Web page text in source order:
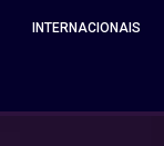
INTERNACIONAIS